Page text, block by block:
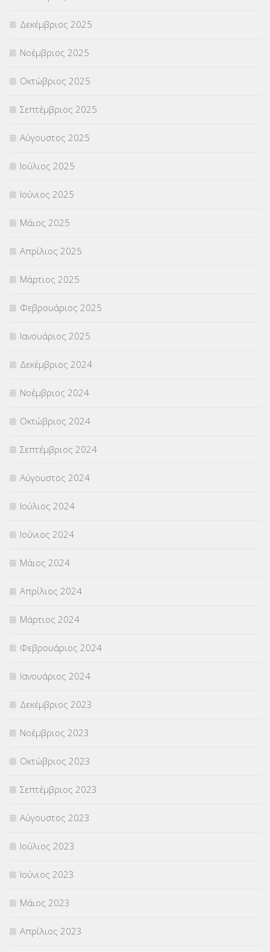
ΣΧΟΛΙΚΟΙ ΣΥΜΒΟΥΛΟΙ
ΥΠΕΡΑΡΙΘΜΟΙ(1)
ΥΠΟΤΡΟΦΙΕΣ(28)
ΦΥΣΙΚΗ ΑΓΩΓΗ(692)
Χωρίς κατηγορία
Δεκέμβριος 2025
Νοέμβριος 2025
Οκτώβριος 2025
Σεπτέμβριος 2025
Αύγουστος 2025
Ιούλιος 2025
Ιούνιος 2025
Μάιος 2025
Απρίλιος 2025
Μάρτιος 2025
Φεβρουάριος 2025
Ιανουάριος 2025
Δεκέμβριος 2024
Νοέμβριος 2024
Οκτώβριος 2024
Σεπτέμβριος 2024
Αύγουστος 2024
Ιούλιος 2024
Ιούνιος 2024
Μάιος 2024
Απρίλιος 2024
Μάρτιος 2024
Φεβρουάριος 2024
Ιανουάριος 2024
Δεκέμβριος 2023
Νοέμβριος 2023
Οκτώβριος 2023
Σεπτέμβριος 2023
Αύγουστος 2023
Ιούλιος 2023
Ιούνιος 2023
Μάιος 2023
Απρίλιος 2023